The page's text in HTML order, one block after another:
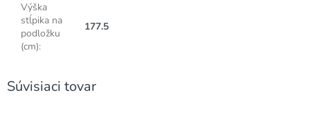
Výška
stĺpika na
podložku
(cm):
177.5
Súvisiaci tovar